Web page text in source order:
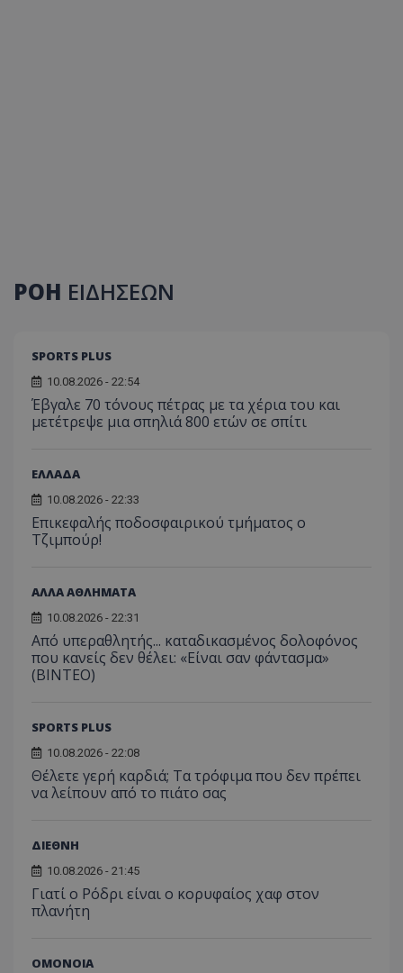
ΡΟΗ ΕΙΔΗΣΕΩΝ
SPORTS PLUS
10.08.2026 - 22:54
Έβγαλε 70 τόνους πέτρας με τα χέρια του και
μετέτρεψε μια σπηλιά 800 ετών σε σπίτι
ΕΛΛΑΔΑ
10.08.2026 - 22:33
Επικεφαλής ποδοσφαιρικού τμήματος ο
Τζιμπούρ!
ΑΛΛΑ ΑΘΛΗΜΑΤΑ
10.08.2026 - 22:31
Από υπεραθλητής... καταδικασμένος δολοφόνος
που κανείς δεν θέλει: «Είναι σαν φάντασμα»
(BINTEO)
SPORTS PLUS
10.08.2026 - 22:08
Θέλετε γερή καρδιά; Τα τρόφιμα που δεν πρέπει
να λείπουν από το πιάτο σας
ΔΙΕΘΝΗ
10.08.2026 - 21:45
Γιατί ο Ρόδρι είναι ο κορυφαίος χαφ στον
πλανήτη
ΟΜΟΝΟΙΑ